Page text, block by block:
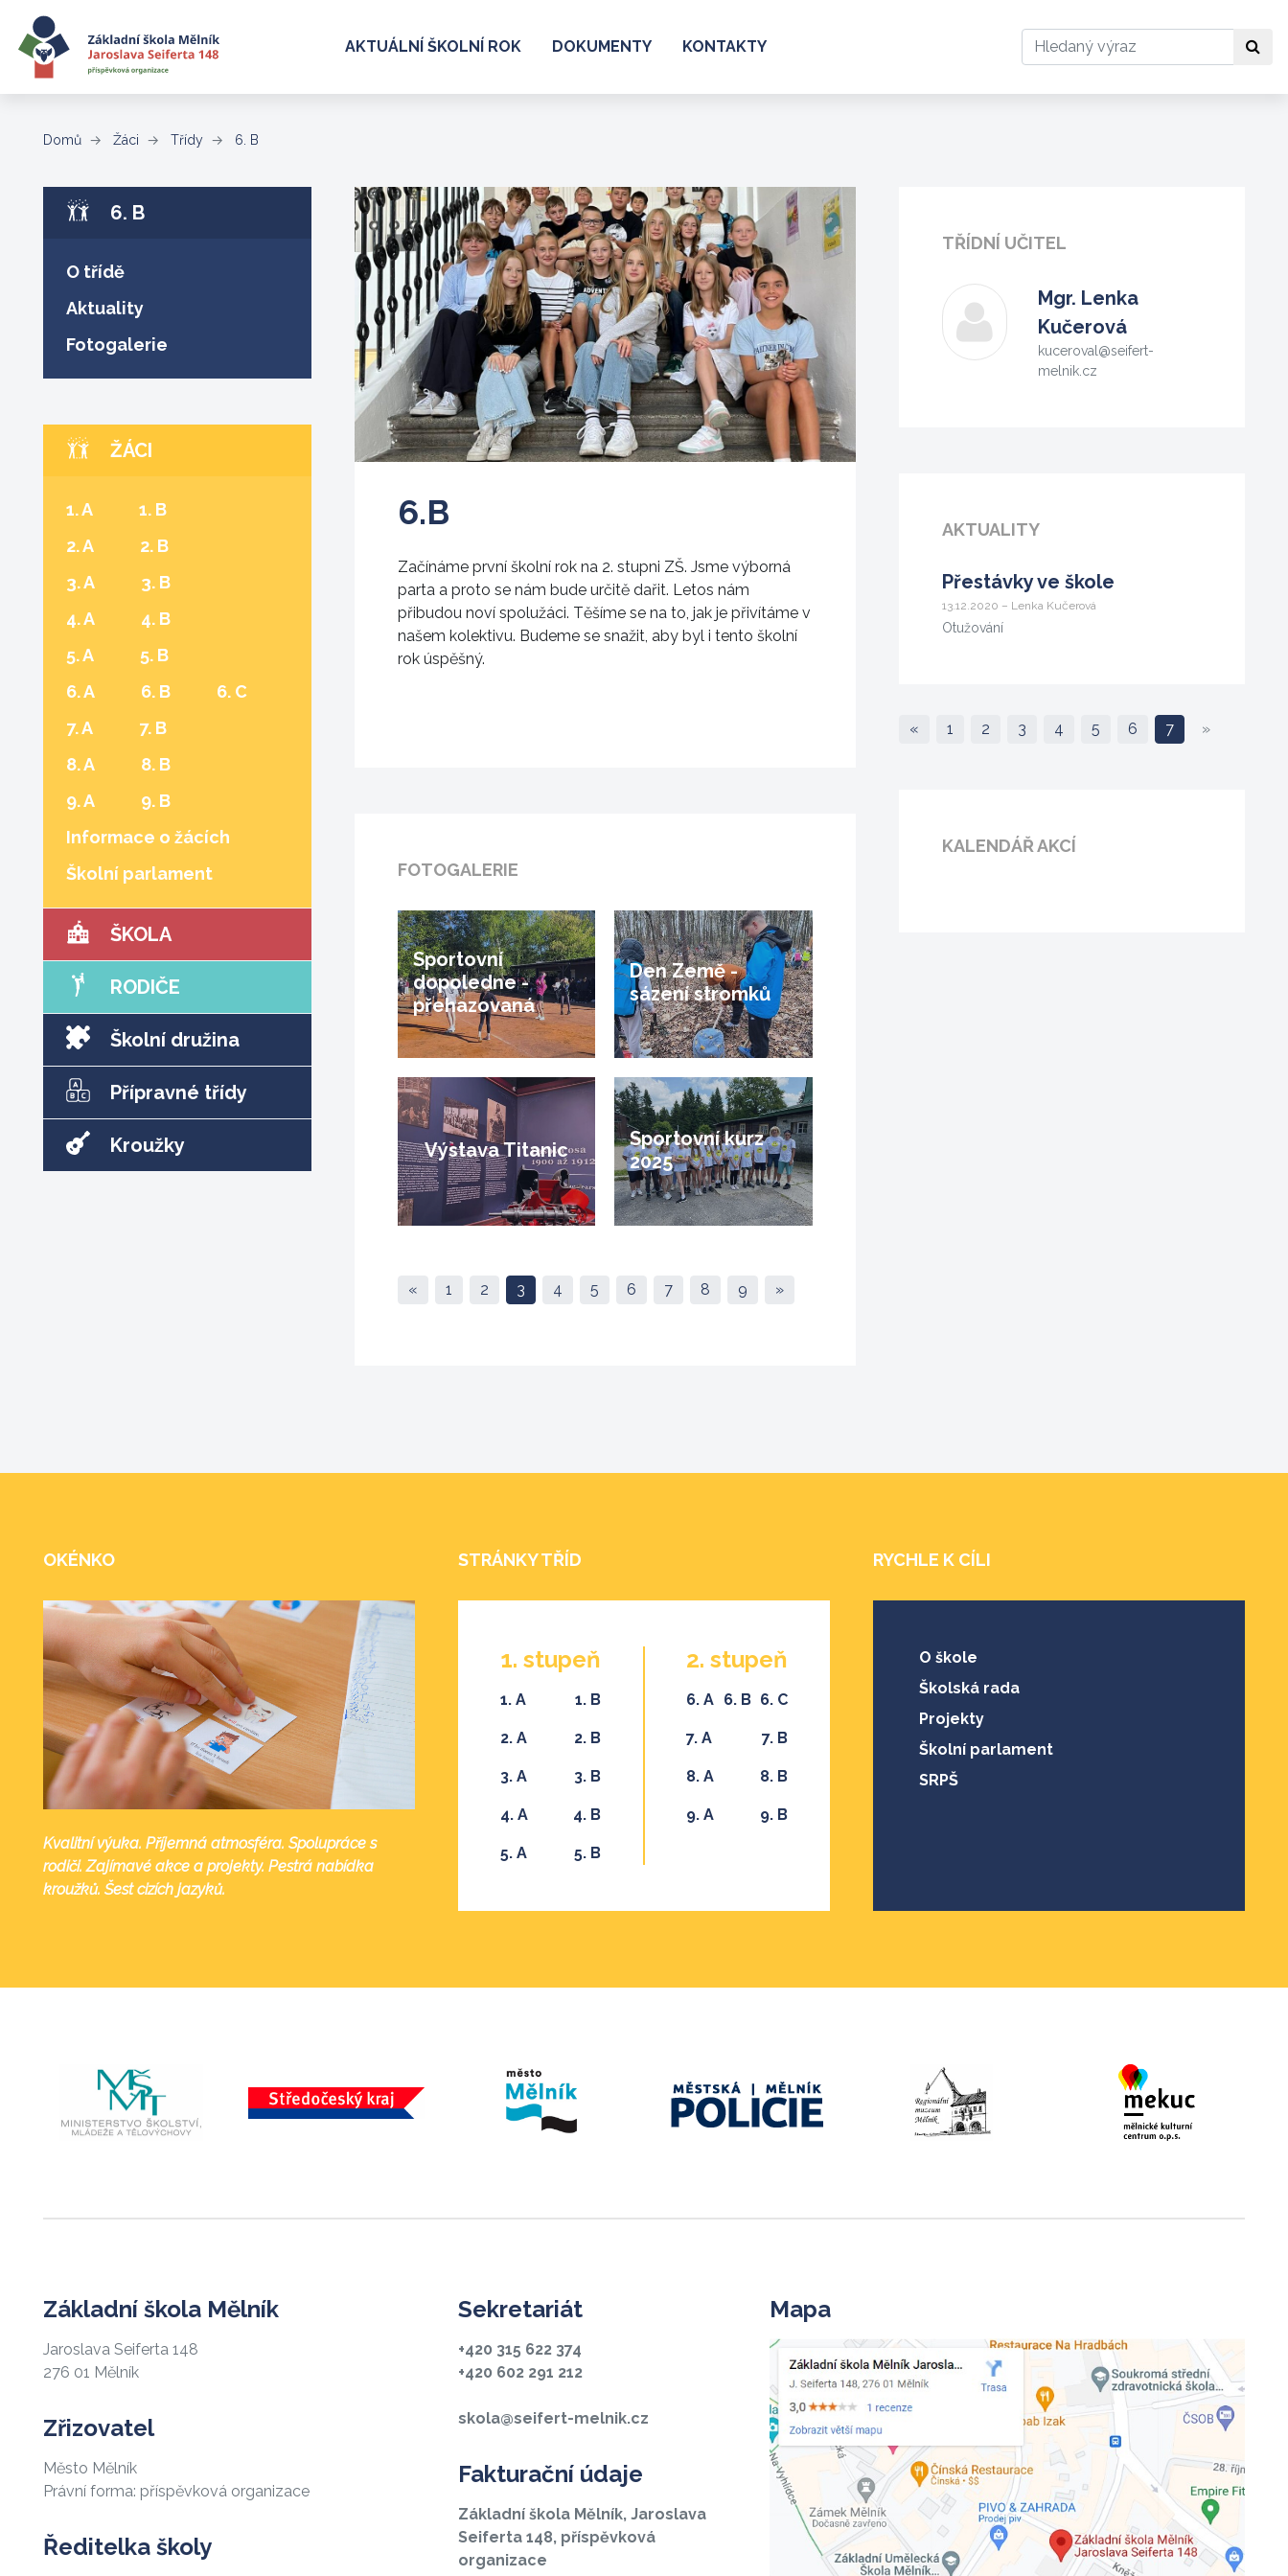
AKTUÁLNÍ ŠKOLNÍ ROK DOKUMENTY KONTAKTY Hledat
Domů Žáci Třídy 6. B
6. B
O třídě
Aktuality
Fotogalerie
ŽÁCI
1. A
1. B
2. A
2. B
3. A
3. B
4. A
4. B
5. A
5. B
6. A
6. B(aktuální)
6. C
7. A
7. B
8. A
8. B
9. A
9. B
Informace o žácích
Školní parlament
ŠKOLA
RODIČE
Školní družina
Přípravné třídy
Kroužky
6.B
Začínáme první školní rok na 2. stupni ZŠ. Jsme výborná
parta a proto se nám bude určitě dařit. Letos nám
přibudou noví spolužáci. Těšíme se na to, jak je přivítáme v
našem kolektivu. Budeme se snažit, aby byl i tento školní
rok úspěšný.
FOTOGALERIE
Sportovní
dopoledne -
přehazovaná
Den Země -
sázení stromků
Výstava Titanic
Sportovní kurz
2025
« 1 2 3 4 5 6 7 8 9 »
TŘÍDNÍ UČITEL
Mgr. Lenka
Kučerová
kuceroval@seifert-
melnik.cz
AKTUALITY
Přestávky ve škole
13.12.2020 – Lenka Kučerová
Otužování
« 1 2 3 4 5 6 7 »
KALENDÁŘ AKCÍ
OKÉNKO
Kvalitní výuka. Příjemná atmosféra. Spolupráce s
rodiči. Zajímavé akce a projekty. Pestrá nabídka
kroužků. Šest cizích jazyků.
STRÁNKY TŘÍD
1. stupeň
1. A 1. B
2. A 2. B
3. A 3. B
4. A 4. B
5. A 5. B
2. stupeň
6. A 6. B 6. C
7. A 7. B
8. A 8. B
9. A 9. B
RYCHLE K CÍLI
O škole
Školská rada
Projekty
Školní parlament
SRPŠ
Základní škola Mělník
Jaroslava Seiferta 148
276 01 Mělník
Zřizovatel
Město Mělník
Právní forma: příspěvková organizace
Ředitelka školy
Sekretariát
+420 315 622 374
+420 602 291 212
skola@seifert-melnik.cz
Fakturační údaje
Základní škola Mělník, Jaroslava
Seiferta 148, příspěvková
organizace
Mapa